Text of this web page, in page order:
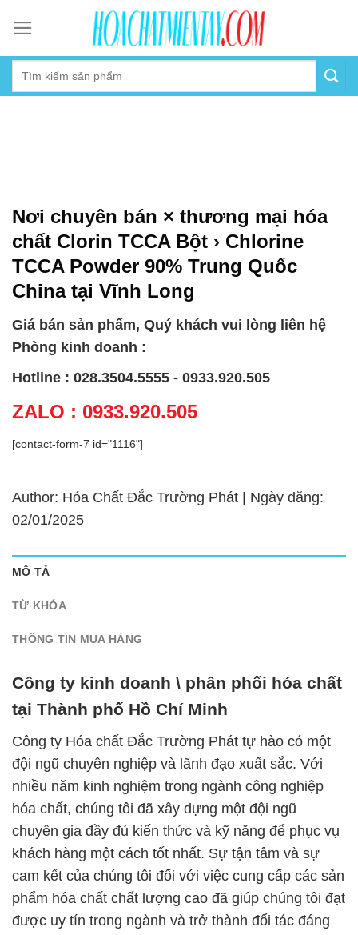
content
Nơi chuyên bán × thương mại hóa
chất Clorin TCCA Bột › Chlorine
TCCA Powder 90% Trung Quốc
China tại Vĩnh Long
Giá bán sản phẩm, Quý khách vui lòng liên hệ
Phòng kinh doanh :
Hotline : 028.3504.5555 - 0933.920.505
ZALO : 0933.920.505
[contact-form-7 id="1116"]
Author: Hóa Chất Đắc Trường Phát | Ngày đăng:
02/01/2025
MÔ TẢ
TỪ KHÓA
THÔNG TIN MUA HÀNG
Công ty kinh doanh \ phân phối hóa chất
tại Thành phố Hồ Chí Minh
Công ty Hóa chất Đắc Trường Phát tự hào có một
đội ngũ chuyên nghiệp và lãnh đạo xuất sắc. Với
nhiều năm kinh nghiệm trong ngành công nghiệp
hóa chất, chúng tôi đã xây dựng một đội ngũ
chuyên gia đầy đủ kiến thức và kỹ năng để phục vụ
khách hàng một cách tốt nhất. Sự tận tâm và sự
cam kết của chúng tôi đối với việc cung cấp các sản
phẩm hóa chất chất lượng cao đã giúp chúng tôi đạt
được uy tín trong ngành và trở thành đối tác đáng